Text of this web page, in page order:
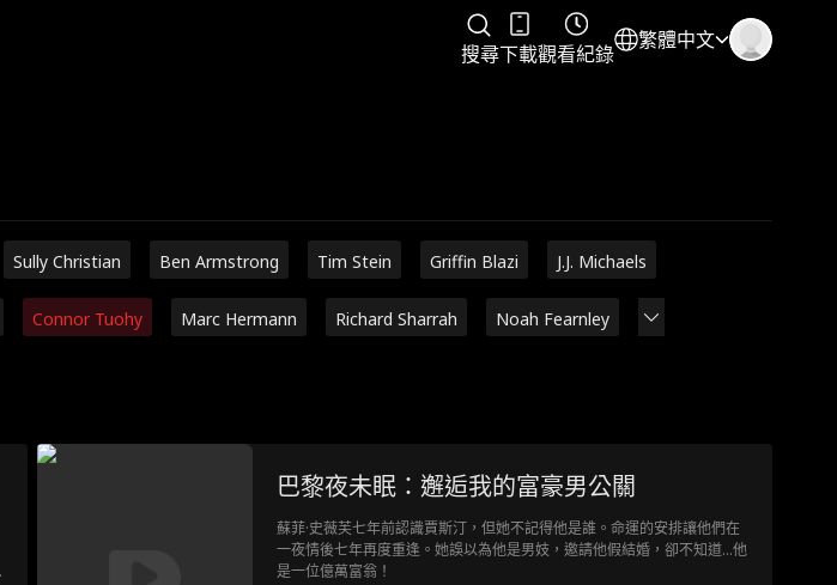
搜尋下載觀看紀錄
繁體中文
Sully Christian Ben Armstrong Tim Stein Griffin Blazi J.J. Michaels
Connor Tuohy Marc Hermann Richard Sharrah Noah Fearnley
巴黎夜未眠：邂逅我的富豪男公關
蘇菲·史薇芙七年前認識賈斯汀，但她不記得他是誰。命運的安排讓他們在
一夜情後七年再度重逢。她誤以為他是男妓，邀請他假結婚，卻不知道...他
是一位億萬富翁！